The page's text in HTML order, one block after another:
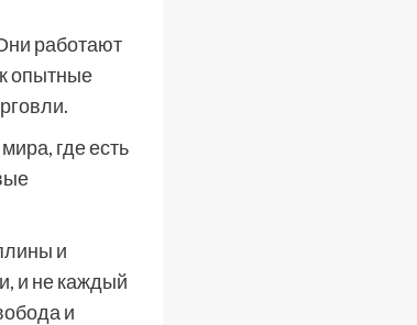
работают
опытные
где есть
и
и не каждый
и